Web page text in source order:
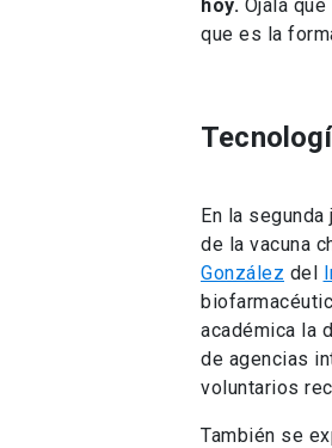
hoy. Ojalá
que es la
En la
de la vacuna
González del
académica la
de agencias
voluntarios
También se